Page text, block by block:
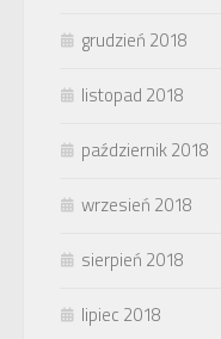
grudzień 2018
listopad 2018
październik 2018
wrzesień 2018
sierpień 2018
lipiec 2018